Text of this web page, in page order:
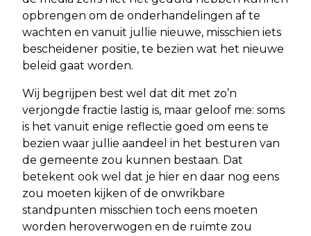
opbrengen om de onderhandelingen af te
wachten en vanuit jullie nieuwe, misschien iets
bescheidener positie, te bezien wat het nieuwe
beleid gaat worden.
Wij begrijpen best wel dat dit met zo’n
verjongde fractie lastig is, maar geloof me: soms
is het vanuit enige reflectie goed om eens te
bezien waar jullie aandeel in het besturen van
de gemeente zou kunnen bestaan. Dat
betekent ook wel dat je hier en daar nog eens
zou moeten kijken of de onwrikbare
standpunten misschien toch eens moeten
worden heroverwogen en de ruimte zou